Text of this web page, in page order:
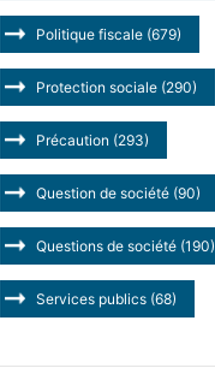
Politique fiscale (679)
Protection sociale (290)
Précaution (293)
Question de société (90)
Questions de société (190)
Services publics (68)